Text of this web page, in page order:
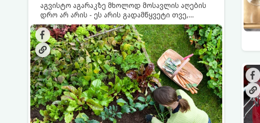
აგვისტო აგარაკზე მხოლოდ მოსავლის აღების
დრო არ არის - ეს არის გადამწყვეტი თვე,
როდესაც საფუძველი ეყრება მომავალი წლის
მოსავალს და ბაღი მზადდება შემოდგომა-
ზამთრის სეზონისთვის. იმისათვის, რომ
ნიადაგმა ენერგია აღიდგინოს, ხოლო
მცენარეებმა ზამთარს გაუძლონ, აგვისტოს
ბოლომდე 5 მნიშვნელოვანი საქმის გაკეთება
უნდა მოასწროთ: